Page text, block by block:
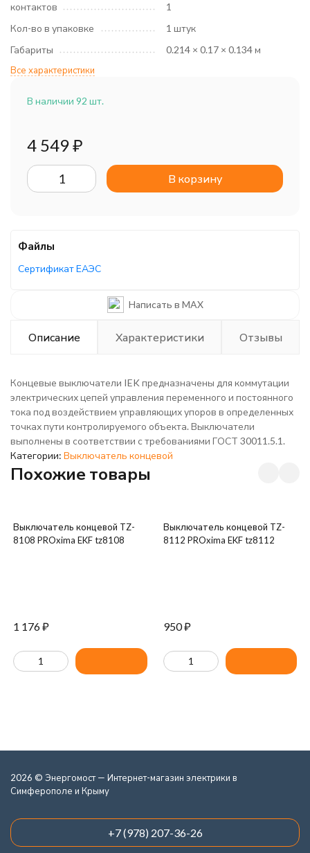
контактов
1
Кол-во в упаковке
1 штук
Габариты
0.214 × 0.17 × 0.134 м
Все характеристики
В наличии 92 шт.
4 549₽
В корзину
Файлы
Сертификат ЕАЭС
Написать в MAX
Описание Характеристики Отзывы
Концевые выключатели IEK предназначены для коммутации
электрических цепей управления переменного и постоянного
тока под воздействием управляющих упоров в определенных
точках пути контролируемого объекта. Выключатели
выполнены в соответствии с требованиями ГОСТ 30011.5.1.
Категории: Выключатель концевой
Похожие товары
Выключатель концевой TZ-
8108 PROxima EKF tz8108
1 176₽
Выключатель концевой TZ-
8112 PROxima EKF tz8112
950₽
2026 © Энергомост — Интернет-магазин электрики в
Симферополе и Крыму
+7 (978) 207-36-26